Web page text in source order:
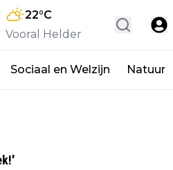
22°C
Vooral Helder
Sociaal en Welzijn Natuur